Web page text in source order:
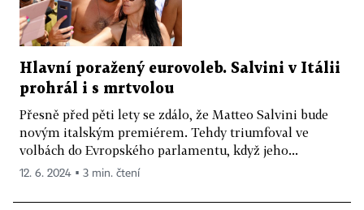
Hlavní poražený eurovoleb. Salvini v Itálii
prohrál i s mrtvolou
Přesně před pěti lety se zdálo, že Matteo Salvini bude
novým italským premiérem. Tehdy triumfoval ve
volbách do Evropského parlamentu, když jeho...
12. 6. 2024 ▪ 3 min. čtení